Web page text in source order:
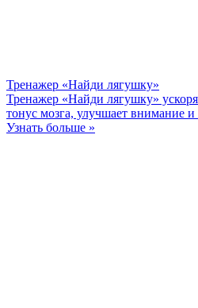
Тренажер «Найди лягушку»
Тренажер «Найди лягушку»
тонус мозга, улучшает внимание и
Узнать больше »